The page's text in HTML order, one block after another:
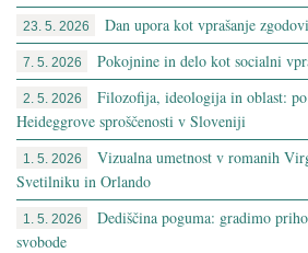
23. 5. 2026 Dan upora kot vprašanje
7. 5. 2026 Pokojnine in delo kot socialni
2. 5. 2026
Filozofija, ideologija in oblast:
Heideggrove sproščenosti v Sloveniji
1. 5. 2026
Vizualna umetnost v romanih
Svetilniku in Orlando
1. 5. 2026
Dediščina poguma: gradimo
svobode